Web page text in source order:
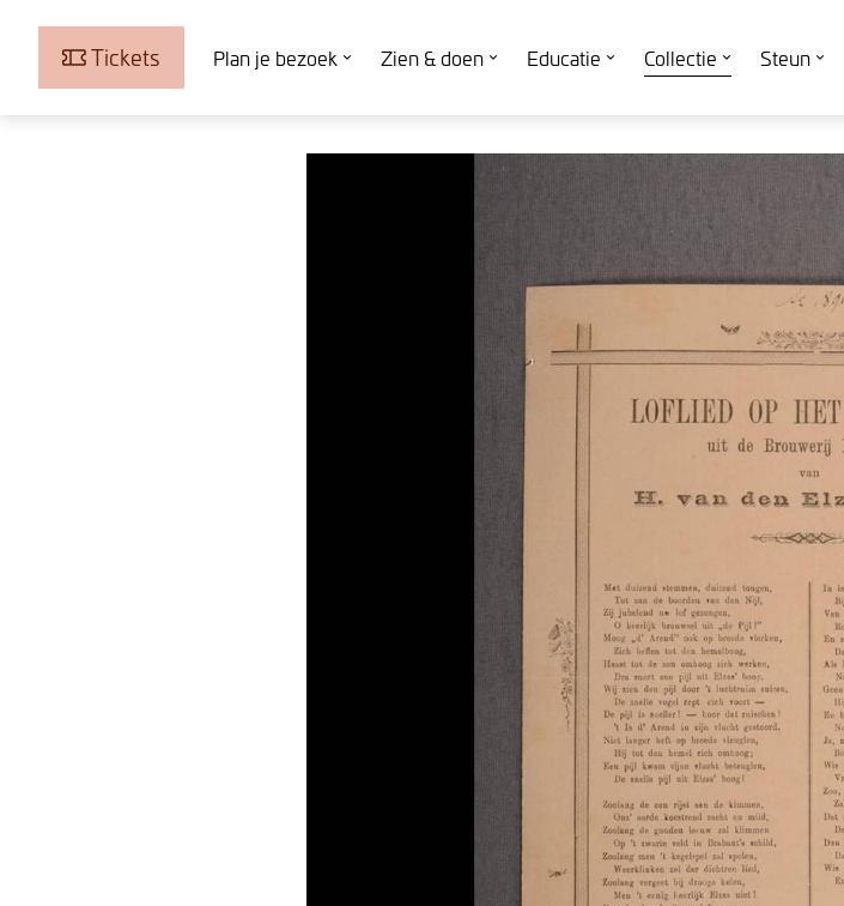
Tickets Plan je bezoek Zien & doen Educatie Collectie Steun